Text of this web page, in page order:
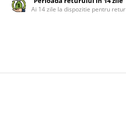
Ai 14 zile la dispozitie pentru retur